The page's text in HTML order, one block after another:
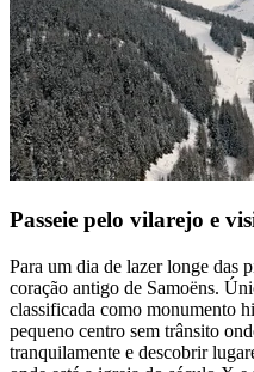
Passeie pelo vilarejo e
Para um dia de lazer longe das
coração antigo de Samoëns.
classificada como monumento
pequeno centro sem trânsito
tranquilamente e descobrir